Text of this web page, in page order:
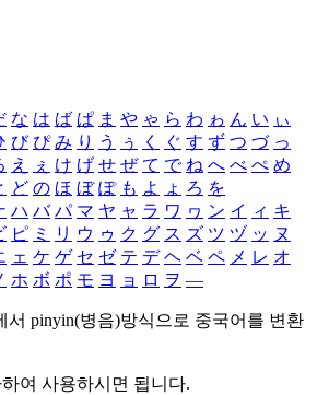
な は ば ぱ ま や ゃ ら わ ゎ ん い ぃ
び ぴ み り う ぅ く ぐ す ず つ づ っ
え ぇ け げ せ ぜ て で ね へ べ ぺ め
ど の ほ ぼ ぽ も よ ょ ろ を
ハ バ パ マ ヤ ャ ラ ワ ヮ ン イ ィ キ
ピ ミ リ ウ ゥ ク グ ス ズ ツ ヅ ッ ヌ
ェ ケ ゲ セ ゼ テ デ ヘ ベ ペ メ レ オ
ホ ボ ポ モ ヨ ョ ロ ヲ ―
서 pinyin(병음)방식으로 중국어를 변환
여 사용하시면 됩니다.